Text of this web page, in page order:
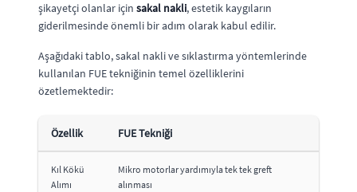
şikayetçi olanlar için sakal nakli, estetik kaygıların
giderilmesinde önemli bir adım olarak kabul edilir.
Aşağıdaki tablo, sakal nakli ve sıklastırma yöntemlerinde
kullanılan FUE tekniğinin temel özelliklerini
özetlemektedir:
Özellik FUE Tekniği
Kıl Kökü
Alımı
Mikro motorlar yardımıyla tek tek greft
alınması